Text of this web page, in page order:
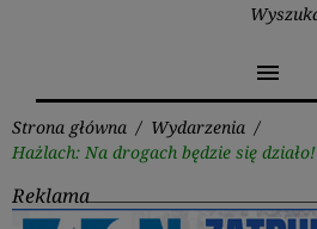
menu
Strona główna / Wydarzenia /
Hażlach: Na drogach będzie się działo!
Reklama